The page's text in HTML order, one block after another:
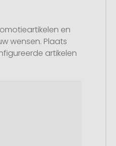
en
wensen. Plaats
artikelen